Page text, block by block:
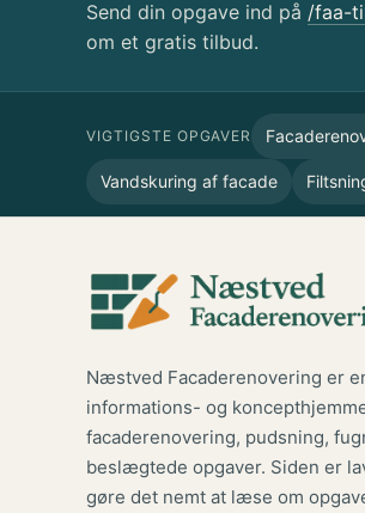
Send din opgave ind på /faa-
om et gratis tilbud.
VIGTIGSTE OPGAVER
Vandskuring af facade
Næstved Facaderenovering er
informations- og
facaderenovering, pudsning,
beslægtede opgaver. Siden er
gøre det nemt at læse om